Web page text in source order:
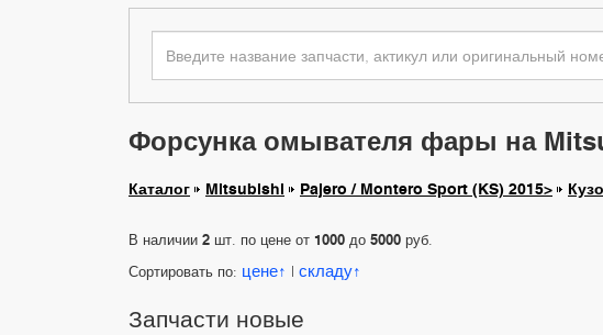
Форсунка омывателя фары на
Каталог Mitsubishi Pajero / Montero Sport (KS) 2015>
В наличии 2 шт. по цене от 1000 до 5000 руб.
Сортировать по: цене | складу
Запчасти новые